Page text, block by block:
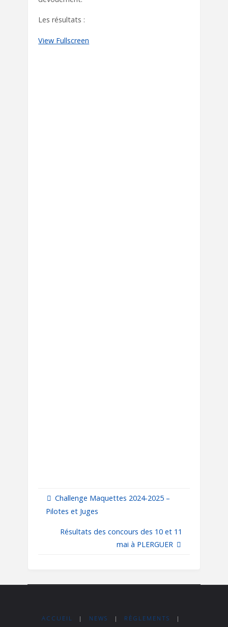
Les résultats :
View Fullscreen
Challenge Maquettes 2024-2025 –
Pilotes et Juges
Résultats des concours des 10 et 11
mai à PLERGUER
ACCUEIL | NEWS | RÈGLEMENTS
|